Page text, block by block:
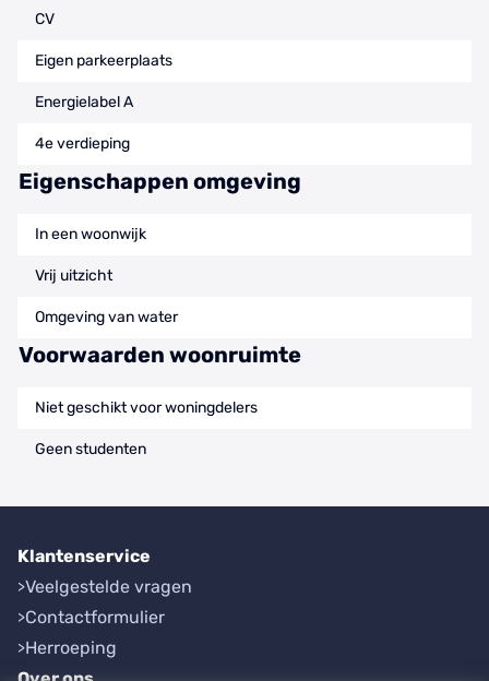
CV
Eigen parkeerplaats
Energielabel A
4e verdieping
Eigenschappen omgeving
In een woonwijk
Vrij uitzicht
Omgeving van water
Voorwaarden woonruimte
Niet geschikt voor woningdelers
Geen studenten
Klantenservice
Veelgestelde vragen
Contactformulier
Herroeping